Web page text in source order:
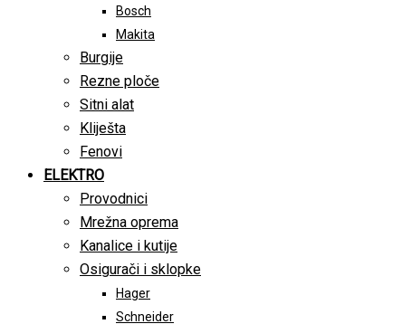
Bosch
Makita
Burgije
Rezne ploče
Sitni alat
Kliješta
Fenovi
ELEKTRO
Provodnici
Mrežna oprema
Kanalice i kutije
Osigurači i sklopke
Hager
Schneider